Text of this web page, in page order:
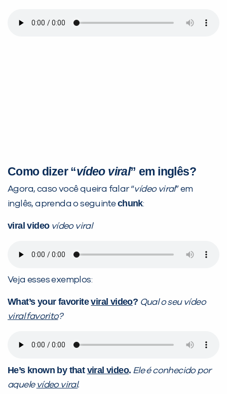
Como dizer “vídeo viral” em inglês?
Agora, caso você queira falar “vídeo viral” em
inglês, aprenda o seguintechunk:
viral videovídeo viral
Veja esses exemplos:
What’s your favoriteviral video? Qual o seu vídeo
viral favorito?
He’s known by that viral video. Ele é conhecido por
aquele vídeo viral.